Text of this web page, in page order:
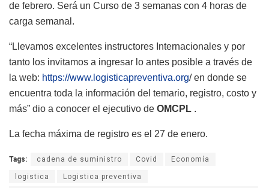
de febrero. Será un Curso de 3 semanas con 4 horas de
carga semanal.
“Llevamos excelentes instructores Internacionales y por
tanto los invitamos a ingresar lo antes posible a través de
la web: https://www.logisticapreventiva.org/ en donde se
encuentra toda la información del temario, registro, costo y
más” dio a conocer el ejecutivo de OMCPL .
La fecha máxima de registro es el 27 de enero.
Tags: cadena de suministro Covid Economía
logistica
Logistica preventiva